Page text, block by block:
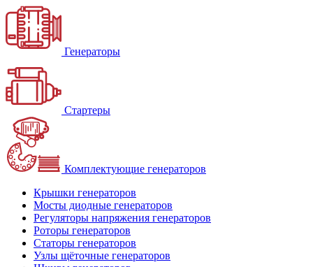
Генераторы
Стартеры
Комплектующие генераторов
Крышки генераторов
Мосты диодные генераторов
Регуляторы напряжения генераторов
Роторы генераторов
Статоры генераторов
Узлы щёточные генераторов